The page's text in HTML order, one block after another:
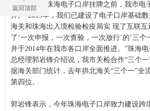
事实上，在珠海电子口岸挂牌之前，我市电
开。“2013年，我们已建设了电子口岸基础
海关和珠海出入境检验检疫局实 现了互联
了‘一次申报，一次查验，一次放行’的‘三个
并于2014年在我市各口岸全面推进。”珠海
总经理郭岩锋介绍说，我市关检合作“三个一
据海关部门统计，去年拱北海关“三个一”全
第四位。
郭岩锋表示，今年珠海电子口岸致力建设跨
返回顶部